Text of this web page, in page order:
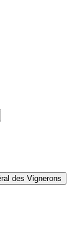
des Vignerons